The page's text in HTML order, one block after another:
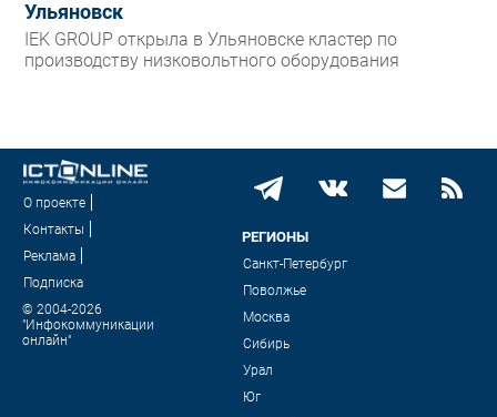
Ульяновск
IEK GROUP открыла в Ульяновске кластер по
производству низковольтного оборудования
О проекте
Контакты
Реклама
Подписка
© 2004-2026
"Инфокоммуникации
онлайн"
РЕГИОНЫ
Санкт-Петербург
Поволжье
Москва
Сибирь
Урал
Юг